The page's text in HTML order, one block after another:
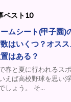
ベスト10
ームシート(甲子園)
はいくつ？オスス
はある？
春と夏に行われるス
えば高校野球を思い
しょう。 そ...